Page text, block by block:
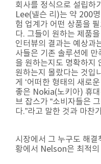
회사를 정식으로 설립
Lee(넬슨 리)는 약 200
험 업계가 어떤 상품을
다. 그들이 원하는 제품
인터뷰의 결과는 예상과
사들은 기존 솔루션에
을 원하는지도 명확하지
원하는지 몰랐다는 것입
게 ‘어떠한 형태의 새로
좋은 Nokia(노키아) 휴대
브 잡스가 “소비자들은
다.”라고 말한 것과 마찬
시장에서 그 누구도 해
황에서 Nelson은 최적의